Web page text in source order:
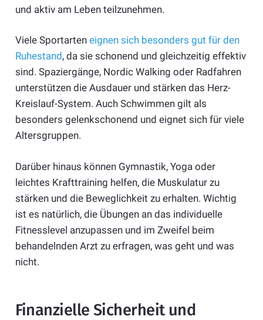
und aktiv am Leben teilzunehmen.
Viele Sportarten eignen sich besonders gut für den
Ruhestand, da sie schonend und gleichzeitig effektiv
sind. Spaziergänge, Nordic Walking oder Radfahren
unterstützen die Ausdauer und stärken das Herz-
Kreislauf-System. Auch Schwimmen gilt als
besonders gelenkschonend und eignet sich für viele
Altersgruppen.
Darüber hinaus können Gymnastik, Yoga oder
leichtes Krafttraining helfen, die Muskulatur zu
stärken und die Beweglichkeit zu erhalten. Wichtig
ist es natürlich, die Übungen an das individuelle
Fitnesslevel anzupassen und im Zweifel beim
behandelnden Arzt zu erfragen, was geht und was
nicht.
Finanzielle Sicherheit und